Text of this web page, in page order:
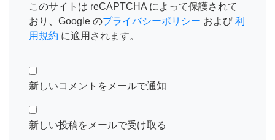
このサイトは reCAPTCHA によって保護されて
おり、Google のプライバシーポリシー および 利
用規約 に適用されます。
新しいコメントをメールで通知
新しい投稿をメールで受け取る